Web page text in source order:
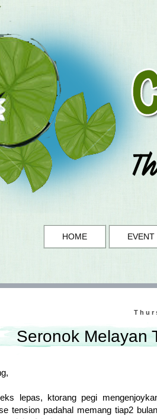
HOME EVENT
Seronok Melayan
lepas, ktorang pegi
tension padahal memang tiap2